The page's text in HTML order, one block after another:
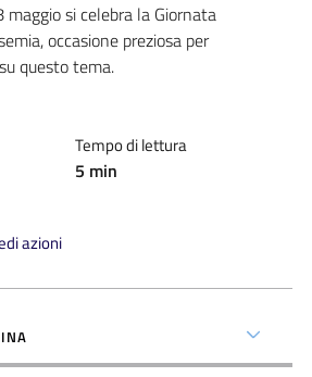
maggio si celebra la Giornata
occasione preziosa per
questo tema.
Tempo di lettura
5 min
azioni